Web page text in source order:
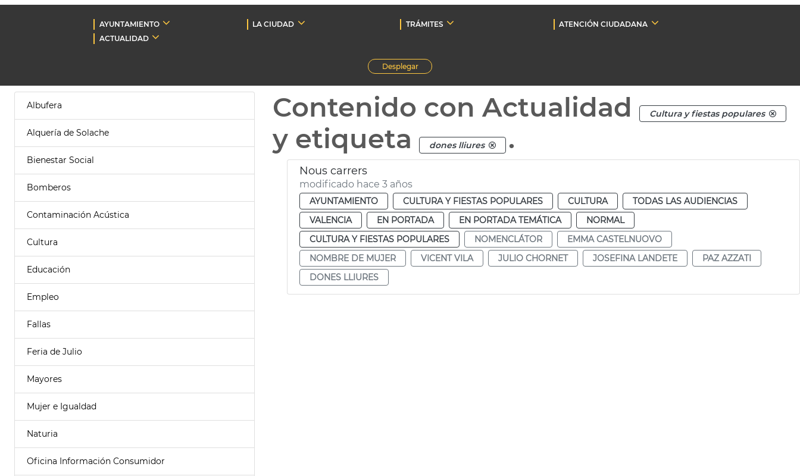
AYUNTAMIENTO LA CIUDAD TRÁMITES
ATENCIÓN CIUDADANA
ACTUALIDAD
Desplegar
Albufera
Alquería de Solache
Bienestar Social
Bomberos
Contaminación Acústica
Cultura
Educación
Empleo
Fallas
Feria de Julio
Mayores
Mujer e Igualdad
Naturia
Oficina Información Consumidor
Contenido con Actualidad Cultura y fiestas populares
y etiqueta dones lliures .
Nous carrers
modificado hace 3 años
AYUNTAMIENTO CULTURA Y FIESTAS POPULARES CULTURA
TODAS LAS AUDIENCIAS
VALENCIA
EN PORTADA EN PORTADA TEMÁTICA
NORMAL
CULTURA Y FIESTAS POPULARES
NOMENCLÁTOR
EMMA CASTELNUOVO
NOMBRE DE MUJER
VICENT VILA JULIO CHORNET JOSEFINA LANDETE
PAZ AZZATI
DONES LLIURES